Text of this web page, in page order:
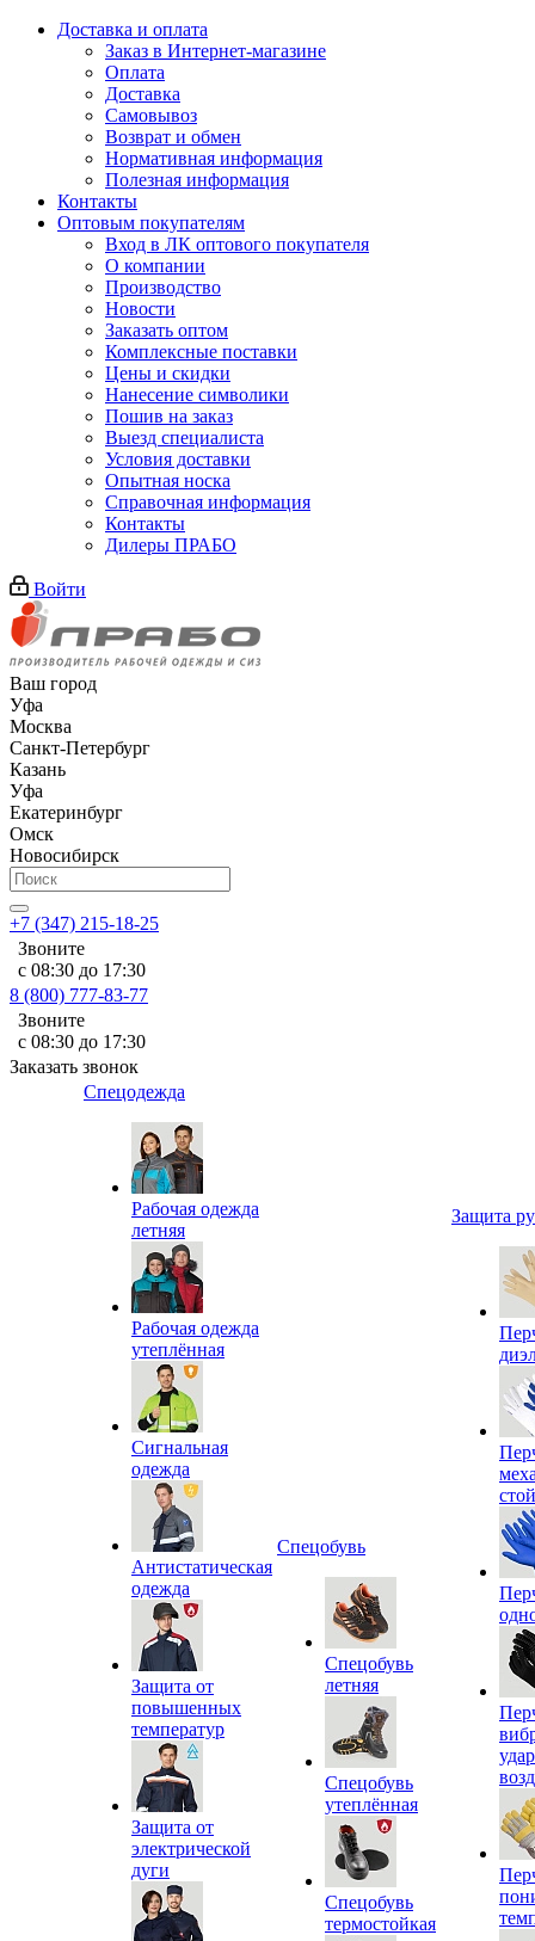
Доставка и оплата
Заказ в Интернет-магазине
Оплата
Доставка
Самовывоз
Возврат и обмен
Нормативная информация
Полезная информация
Контакты
Оптовым покупателям
Вход в ЛК оптового покупателя
О компании
Производство
Новости
Заказать оптом
Комплексные поставки
Цены и скидки
Нанесение символики
Пошив на заказ
Выезд специалиста
Условия доставки
Опытная носка
Справочная информация
Контакты
Дилеры ПРАБО
Войти
Ваш город
Уфа
Москва
Санкт-Петербург
Казань
Уфа
Екатеринбург
Омск
Новосибирск
+7 (347) 215-18-25
Звоните
с 08:30 до 17:30
8 (800) 777-83-77
Звоните
с 08:30 до 17:30
Заказать звонок
Спецодежда
Рабочая одежда
летняя
Рабочая одежда
утеплённая
Сигнальная
одежда
Антистатическая
одежда
Защита от
повышенных
температур
Защита от
электрической
дуги
Спецобувь
Спецобувь
летняя
Спецобувь
утеплённая
Спецобувь
термостойкая
Защита